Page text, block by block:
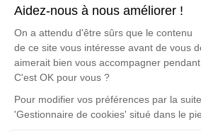
d'expression dédié à honorer la
TESSARO.
Un service de plantation d’arbre
disponible ici.